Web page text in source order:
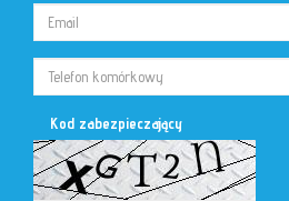
Kod zabezpieczający